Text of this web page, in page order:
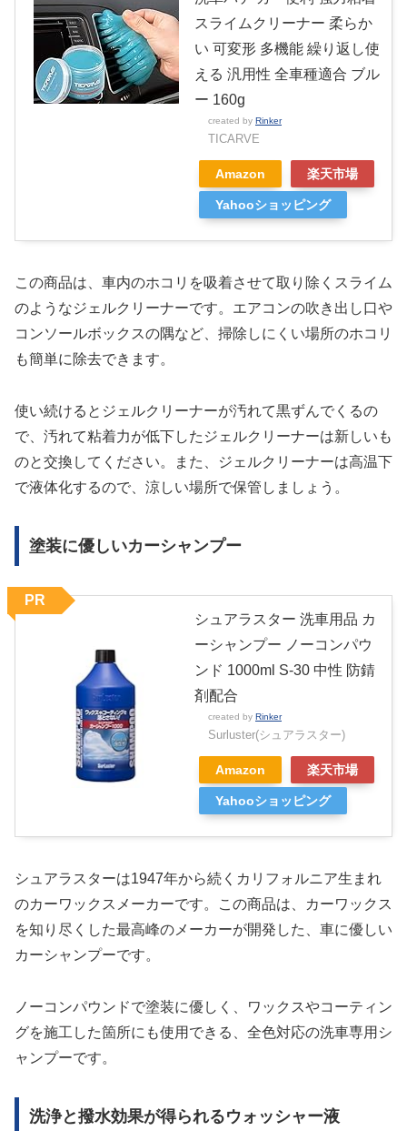
スライムクリーナー 柔らか
い 可変形 多機能 繰り返し使
える 汎用性 全車種適合 ブル
ー 160g
created by Rinker
TICARVE
Amazon 楽天市場
Yahooショッピング
この商品は、車内のホコリを吸着させて取り除くスライム
のようなジェルクリーナーです。エアコンの吹き出し口や
コンソールボックスの隅など、掃除しにくい場所のホコリ
も簡単に除去できます。
使い続けるとジェルクリーナーが汚れて黒ずんでくるの
で、汚れて粘着力が低下したジェルクリーナーは新しいも
のと交換してください。また、ジェルクリーナーは高温下
で液体化するので、涼しい場所で保管しましょう。
塗装に優しいカーシャンプー
シュアラスター 洗車用品 カ
ーシャンプー ノーコンパウ
ンド 1000ml S-30 中性 防錆
剤配合
created by Rinker
Surluster(シュアラスター)
Amazon 楽天市場
Yahooショッピング
PR
シュアラスターは1947年から続くカリフォルニア生まれ
のカーワックスメーカーです。この商品は、カーワックス
を知り尽くした最高峰のメーカーが開発した、車に優しい
カーシャンプーです。
ノーコンパウンドで塗装に優しく、ワックスやコーティン
グを施工した箇所にも使用できる、全色対応の洗車専用シ
ャンプーです。
洗浄と撥水効果が得られるウォッシャー液